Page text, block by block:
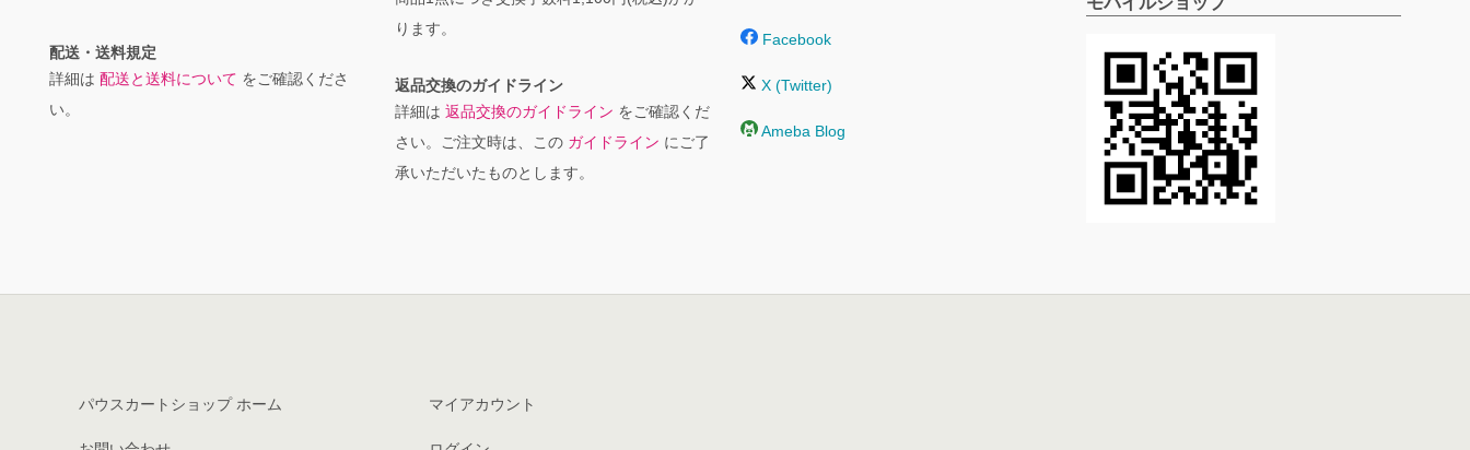
配送・送料規定
詳細は 配送と送料について をご確認くださ
い。
ります。
返品交換のガイドライン
詳細は 返品交換のガイドライン をご確認くだ
さい。ご注文時は、この ガイドライン にご了
承いただいたものとします。
Facebook
X (Twitter)
Ameba Blog
パウスカートショップ ホーム マイアカウント